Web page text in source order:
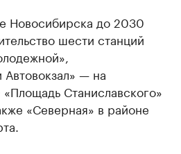
Новосибирска до 2030
шести станций
— на
Станиславского»
«Северная» в районе